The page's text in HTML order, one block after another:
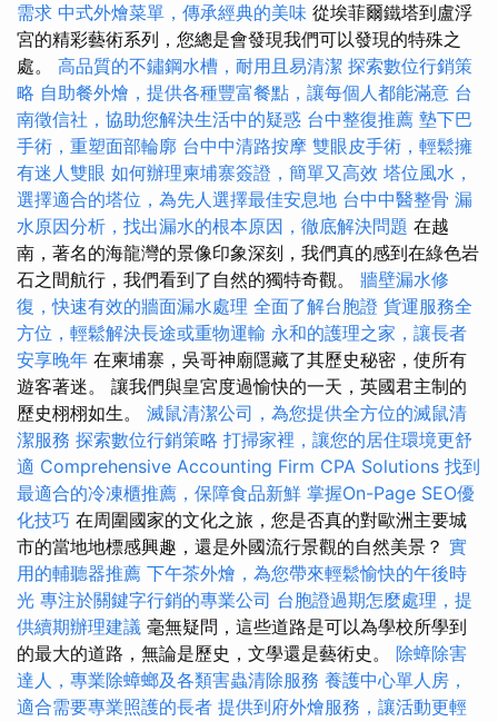
需求 中式外燴菜單，傳承經典的美味 從埃菲爾鐵塔到盧浮
宮的精彩藝術系列，您總是會發現我們可以發現的特殊之
處。 高品質的不鏽鋼水槽，耐用且易清潔 探索數位行銷策
略 自助餐外燴，提供各種豐富餐點，讓每個人都能滿意 台
南徵信社，協助您解決生活中的疑惑 台中整復推薦 墊下巴
手術，重塑面部輪廓 台中中清路按摩 雙眼皮手術，輕鬆擁
有迷人雙眼 如何辦理柬埔寨簽證，簡單又高效 塔位風水，
選擇適合的塔位，為先人選擇最佳安息地 台中中醫整骨 漏
水原因分析，找出漏水的根本原因，徹底解決問題 在越
南，著名的海龍灣的景像印象深刻，我們真的感到在綠色岩
石之間航行，我們看到了自然的獨特奇觀。 牆壁漏水修
復，快速有效的牆面漏水處理 全面了解台胞證 貨運服務全
方位，輕鬆解決長途或重物運輸 永和的護理之家，讓長者
安享晚年 在柬埔寨，吳哥神廟隱藏了其歷史秘密，使所有
遊客著迷。 讓我們與皇宮度過愉快的一天，英國君主制的
歷史栩栩如生。 滅鼠清潔公司，為您提供全方位的滅鼠清
潔服務 探索數位行銷策略 打掃家裡，讓您的居住環境更舒
適 Comprehensive Accounting Firm CPA Solutions 找到
最適合的冷凍櫃推薦，保障食品新鮮 掌握On-Page SEO優
化技巧 在周圍國家的文化之旅，您是否真的對歐洲主要城
市的當地地標感興趣，還是外國流行景觀的自然美景？ 實
用的輔聽器推薦 下午茶外燴，為您帶來輕鬆愉快的午後時
光 專注於關鍵字行銷的專業公司 台胞證過期怎麼處理，提
供續期辦理建議 毫無疑問，這些道路是可以為學校所學到
的最大的道路，無論是歷史，文學還是藝術史。 除蟑除害
達人，專業除蟑螂及各類害蟲清除服務 養護中心單人房，
適合需要專業照護的長者 提供到府外燴服務，讓活動更輕